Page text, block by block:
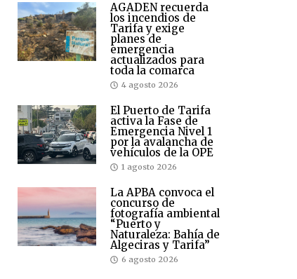
AGADEN recuerda
los incendios de
Tarifa y exige
planes de
emergencia
actualizados para
toda la comarca
4 agosto 2026
El Puerto de Tarifa
activa la Fase de
Emergencia Nivel 1
por la avalancha de
vehículos de la OPE
1 agosto 2026
La APBA convoca el
concurso de
fotografía ambiental
“Puerto y
Naturaleza: Bahía de
Algeciras y Tarifa”
6 agosto 2026